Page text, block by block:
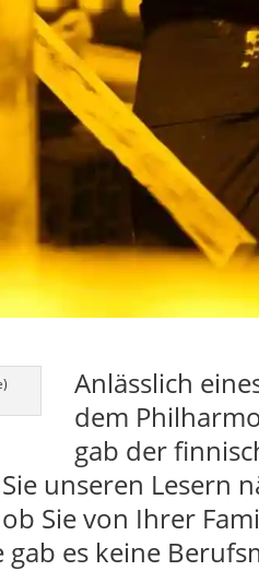
Anlässlich
dem
gab der
unseren Lesern
Sie von Ihrer
gab es keine